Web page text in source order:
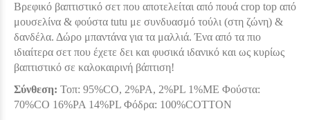
Βρεφικό βαπτιστικό σετ που αποτελείται από πουά crop top από
μουσελίνα & φούστα tutu με συνδυασμό τούλι (στη ζώνη) &
δανδέλα. Δώρο μπαντάνα για τα μαλλιά. Ένα από τα πιο
ιδιαίτερα σετ που έχετε δει και φυσικά ιδανικό και ως κυρίως
βαπτιστικό σε καλοκαιρινή βάπτιση!
Σύνθεση: Τοπ: 95%CO, 2%PA, 2%PL 1%ME Φούστα:
70%CO 16%PA 14%PL Φόδρα: 100%COTTON